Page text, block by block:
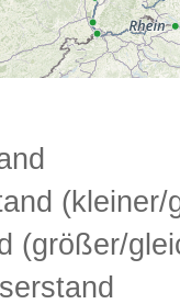
(kleiner/
(größer/